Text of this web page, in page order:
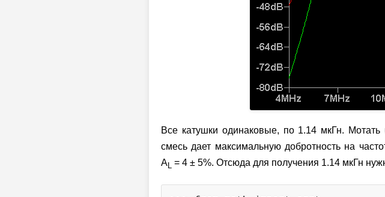
Все катушки одинаковые, по 1.14 мкГн.
смесь дает максимальную добротность на
AL = 4 ± 5%. Отсюда для получения 1.14 мкГн